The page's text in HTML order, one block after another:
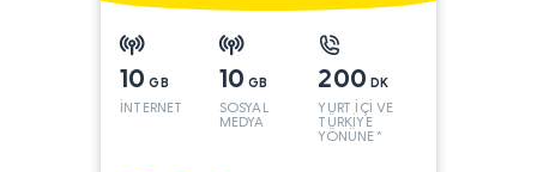
10 GB
İNTERNET
10 GB
SOSYAL
MEDYA
200 DK
YURT İÇİ VE
TÜRKİYE
YÖNÜNE*